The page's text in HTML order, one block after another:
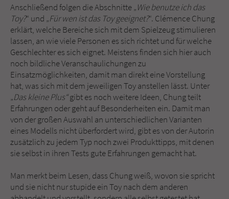
Anschließend folgen die Abschnitte „Wie benutze ich das
Toy?“ und „Für wen ist das Toy geeignet?“. Clémence Chung
erklärt, welche Bereiche sich mit dem Spielzeug stimulieren
lassen, an wie viele Personen es sich richtet und für welche
Geschlechter es sich eignet. Meistens finden sich hier auch
noch bildliche Veranschaulichungen zu
Einsatzmöglichkeiten, damit man direkt eine Vorstellung
hat, was sich mit dem jeweiligen Toy anstellen lässt. Unter
„Das kleine Plus“gibt es noch weitere Ideen, Chung teilt
Erfahrungen oder geht auf Besonderheiten ein. Damit man
von der großen Auswahl an unterschiedlichen Varianten
eines Modells nicht überfordert wird, gibt es von der Autorin
zusätzlich zu jedem Typ noch zwei Produkttipps, mit denen
sie selbst in ihren Tests gute Erfahrungen gemacht hat.
Man merkt beim Lesen, dass Chung weiß, wovon sie spricht
und sie nicht nur stupide ein Toy nach dem anderen